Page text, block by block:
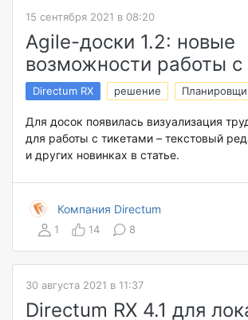
15 сентября 2021 в 08:20
Agile-доски 1.2: новые
возможности работы с
Directum RX решение
Для досок появилась визуализация
для работы с тикетами – текстовый
и других новинках в статье.
Компания Directum
1 14 8
30 августа 2021 в 11:37
Directum RX 4.1 для